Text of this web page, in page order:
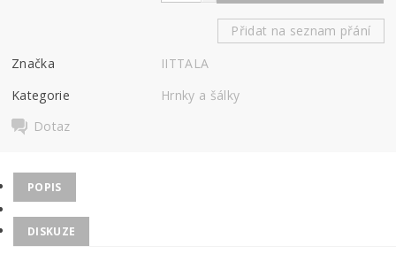
Přidat na seznam přání
Značka
IITTALA
Kategorie
Hrnky a šálky
Dotaz
POPIS
DISKUZE